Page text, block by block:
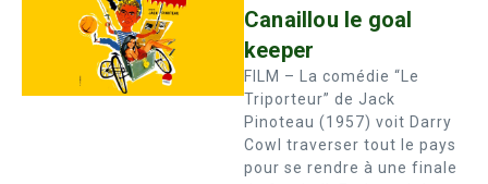
Canaillou le goal
keeper
FILM – La comédie “Le
Triporteur” de Jack
Pinoteau (1957) voit Darry
Cowl traverser tout le pays
pour se rendre à une finale